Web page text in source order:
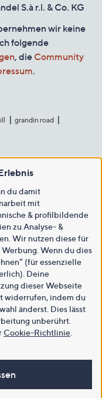
S.à r.l. & Co. KG
wir keine
folgende
, die Community
.
grandin road
du damit
mit
& profilbildende
zu Analyse- &
Wir nutzen diese für
Wenn du dies
(für essenzielle
Deine
dieser Webseite
widerrufen, indem du
änderst. Dies lässt
unberührt.
Cookie-Richtlinie